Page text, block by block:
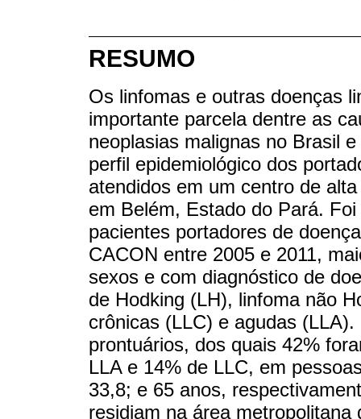
RESUMO
Os linfomas e outras doenças
importante parcela dentre as
neoplasias malignas no Brasil
perfil epidemiológico dos
atendidos em um centro de
em Belém, Estado do Pará.
pacientes portadores de
CACON entre 2005 e 2011,
sexos e com diagnóstico de
de Hodking (LH), linfoma não
crônicas (LLC) e agudas
prontuários, dos quais 42%
LLA e 14% de LLC, em
33,8; e 65 anos,
residiam na área